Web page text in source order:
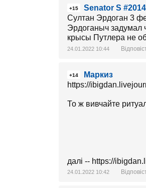
+15
Senator S
Султан Эрдоган 3
Эрдоганыч задумал
крысы Путлера не
24.01.2022 10:44
+14
Маркиз
https://
То ж вивчайте
далі -- https://
24.01.2022 10:42